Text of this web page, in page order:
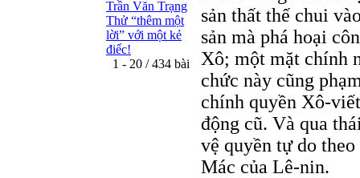
Trần Văn Trạng
Thử “thêm một
lời” với một kẻ
điếc!
1 - 20 / 434 bài
sản thất thế chui
sản mà phá hoại
Xô; một mặt chính
chức này cũng
chính quyền Xô-
động cũ. Và qua
vệ quyền tự do
Mác của Lê-nin.